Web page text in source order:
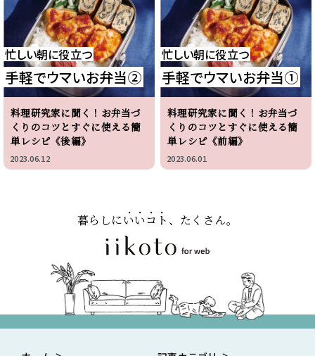
忙しい朝に役立つ
手軽でウマいお弁当②
料理研究家に聞く！お弁当づ
くりのコツとすぐに使える簡
単レシピ《後編》
2023.06.12
忙しい朝に役立つ
手軽でウマいお弁当①
料理研究家に聞く！お弁当づ
くりのコツとすぐに使える簡
単レシピ《前編》
2023.06.01
暮らしにいいコト、たくさん。